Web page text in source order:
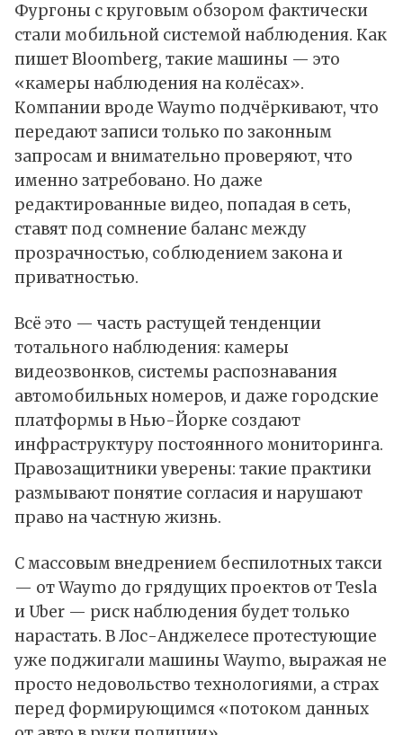
Фургоны с круговым обзором фактически
стали мобильной системой наблюдения. Как
пишетBloomberg, такие машины — это
«камеры наблюдения на колёсах».
Компании вроде Waymo подчёркивают, что
передают записи только по законным
запросам и внимательно проверяют, что
именно затребовано. Но даже
редактированные видео, попадая в сеть,
ставят под сомнение баланс между
прозрачностью, соблюдением закона и
приватностью.
Всё это — часть растущей тенденции
тотального наблюдения: камеры
видеозвонков, системы распознавания
автомобильных номеров, и даже городские
платформы в Нью-Йорке создают
инфраструктуру постоянного мониторинга.
Правозащитники уверены: такие практики
размывают понятие согласия и нарушают
право на частную жизнь.
С массовым внедрением беспилотных такси
— от Waymo до грядущих проектов отTesla
и Uber — риск наблюдения будет только
нарастать. В Лос-Анджелесе протестующие
уже поджигали машины Waymo, выражая не
просто недовольство технологиями, а страх
перед формирующимся «потоком данных